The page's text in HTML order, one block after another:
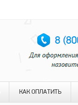
КАК ОПЛАТИТЬ